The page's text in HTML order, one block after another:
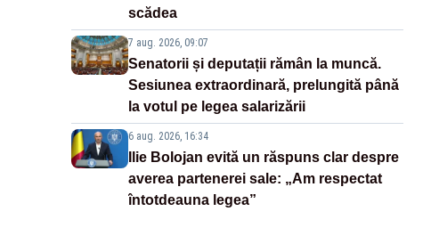
scădea
7 aug. 2026, 09:07
Senatorii și deputații rămân la muncă.
Sesiunea extraordinară, prelungită până
la votul pe legea salarizării
6 aug. 2026, 16:34
Ilie Bolojan evită un răspuns clar despre
averea partenerei sale: „Am respectat
întotdeauna legea”